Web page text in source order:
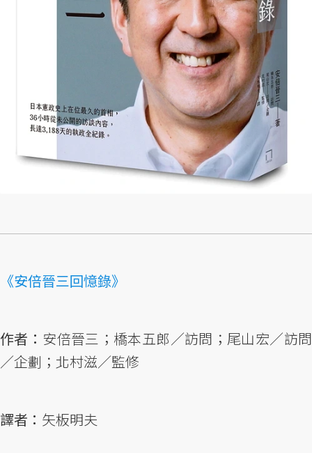
《安倍晉三回憶錄》
作者： 安倍晉三；橋本五郎／訪問；尾山宏／訪問
／企劃；北村滋／監修
譯者： 矢板明夫